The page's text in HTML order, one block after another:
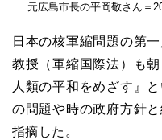
元広島市長の平岡敬さん＝
日本の核軍縮問題の第
教授（軍縮国際法）も
人類の平和をめざす』
の問題や時の政府方針
指摘した。